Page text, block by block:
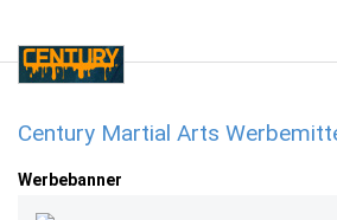
Century Martial Arts
Werbebanner